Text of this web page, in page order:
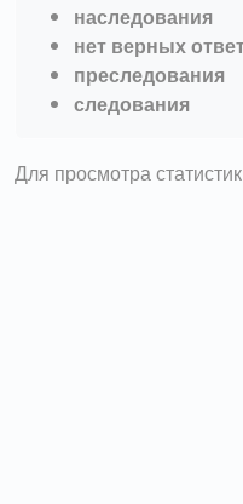
наследования
нет верных
преследования
следования
Для просмотра